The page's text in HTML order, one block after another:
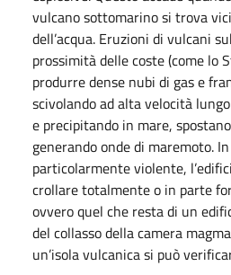
vulcano sottomarino si trova
dell’acqua. Eruzioni di vulcani
prossimità delle coste (come lo
produrre dense nubi di gas e
scivolando ad alta velocità
e precipitando in mare,
generando onde di maremoto.
particolarmente violente,
crollare totalmente o in parte
ovvero quel che resta di un
del collasso della camera
un’isola vulcanica si può